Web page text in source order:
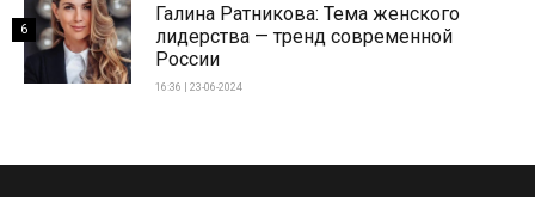
Галина Ратникова: Тема женского
лидерства — тренд современной
России
16:36 | 23-06-2024
6